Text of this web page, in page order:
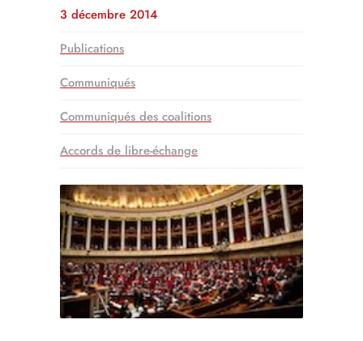
3 décembre 2014
Publications
Communiqués
Communiqués des coalitions
Accords de libre-échange